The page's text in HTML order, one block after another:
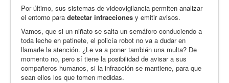
Por último, sus sistemas de videovigilancia permiten analizar
el entorno para detectar infracciones y emitir avisos.
Vamos, que si un niñato se salta un semáforo conduciendo a
toda leche en patinete, el policía robot no va a dudar en
llamarle la atención. ¿Le va a poner también una multa? De
momento no, pero sí tiene la posibilidad de avisar a sus
compañeros humanos, si la infracción se mantiene, para que
sean ellos los que tomen medidas.